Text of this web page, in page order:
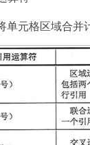
单元格区域合并